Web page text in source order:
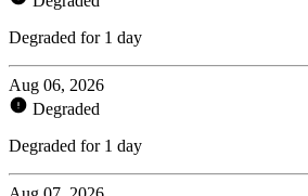
Degraded for 1 day
Aug 06, 2026
Degraded
Degraded for 1 day